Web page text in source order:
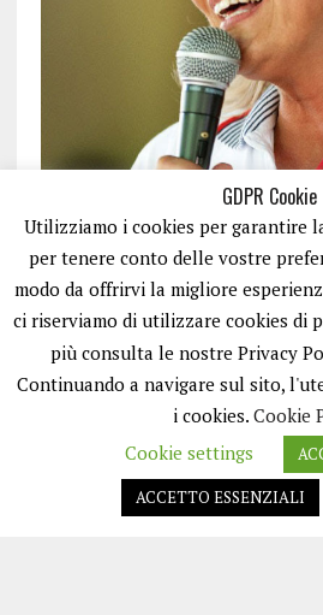
ISCRIVITI
GDPR Cookie
Utilizziamo i cookies per garantire
per tenere conto delle vostre
modo da offrirvi la migliore
ci riserviamo di utilizzare cookies di
più consulta le nostre Privacy
Continuando a navigare sul sito,
i cookies. Cookie
Cookie settings
ACCETTO ESSENZIALI